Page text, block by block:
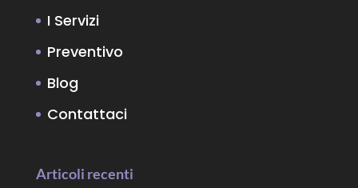
I Servizi
Preventivo
Blog
Contattaci
Articoli recenti